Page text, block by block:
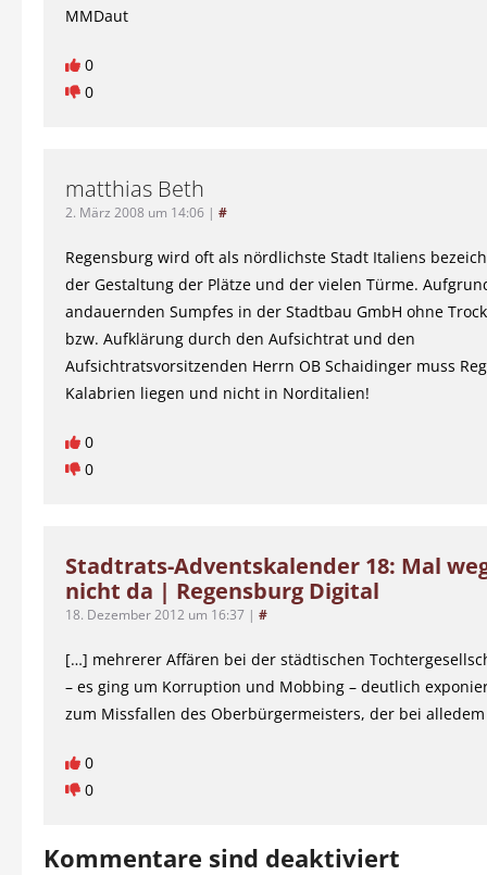
MMDaut
0
0
matthias Beth
2. März 2008 um 14:06 | #
Regensburg wird oft als nördlichste Stadt Italiens
der Gestaltung der Plätze und der vielen Türme.
andauernden Sumpfes in der Stadtbau GmbH ohne
bzw. Aufklärung durch den Aufsichtrat und den
Aufsichtratsvorsitzenden Herrn OB Schaidinger muss
Kalabrien liegen und nicht in Norditalien!
0
0
Stadtrats-Adventskalender 18: Mal
nicht da | Regensburg Digital
18. Dezember 2012 um 16:37 | #
[…] mehrerer Affären bei der städtischen
– es ging um Korruption und Mobbing – deutlich
zum Missfallen des Oberbürgermeisters, der bei
0
0
Kommentare sind deaktiviert